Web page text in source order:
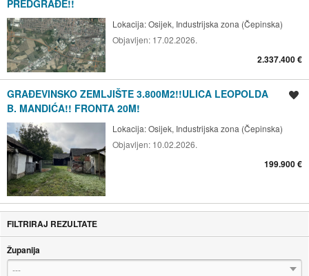
PREDGRAĐE!!
Lokacija:Osijek, Industrijska zona (Čepinska)
Objavljen: 17.02.2026.
2.337.400 €
GRAĐEVINSKO ZEMLJIŠTE 3.800M2!!ULICA LEOPOLDA
B. MANDIĆA!! FRONTA 20M!
Lokacija:Osijek, Industrijska zona (Čepinska)
Objavljen: 10.02.2026.
199.900 €
FILTRIRAJ REZULTATE
Županija
---